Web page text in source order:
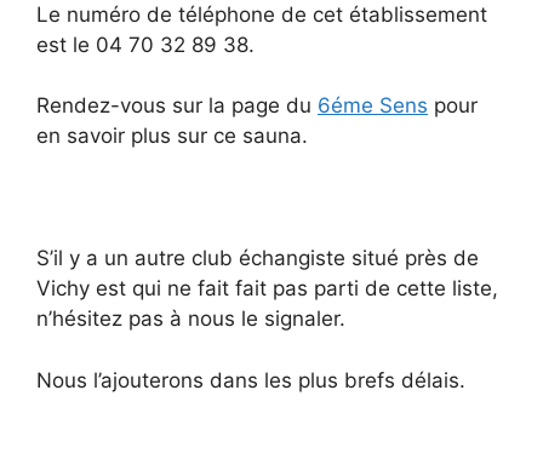
Le numéro de téléphone de cet établissement
est le 04 70 32 89 38.
Rendez-vous sur la page du 6éme Sens pour
en savoir plus sur ce sauna.
S’il y a un autre club échangiste situé près de
Vichy est qui ne fait fait pas parti de cette liste,
n’hésitez pas à nous le signaler.
Nous l’ajouterons dans les plus brefs délais.